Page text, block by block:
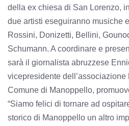
della ex chiesa di San Lorenzo,
due artisti eseguiranno musiche
Rossini, Donizetti, Bellini,
Schumann. A coordinare e
sarà il giornalista abruzzese
vicepresidente dell’associazione
Comune di Manoppello,
“Siamo felici di tornare ad
storico di Manoppello un altro